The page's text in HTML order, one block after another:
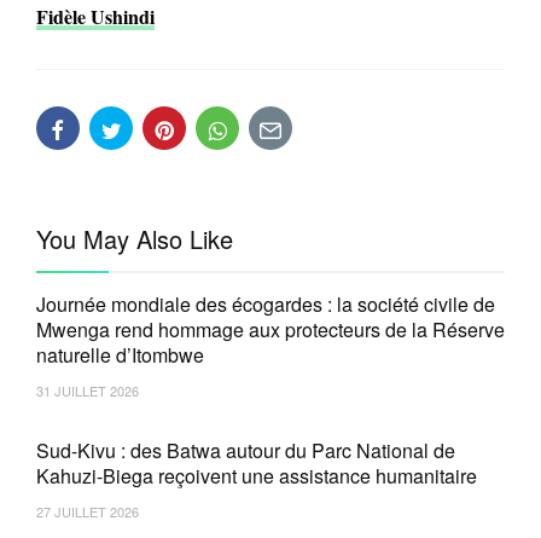
Fidèle Ushindi
You May Also Like
Journée mondiale des écogardes : la société civile de
Mwenga rend hommage aux protecteurs de la Réserve
naturelle d’Itombwe
31 JUILLET 2026
Sud-Kivu : des Batwa autour du Parc National de
Kahuzi-Biega reçoivent une assistance humanitaire
27 JUILLET 2026